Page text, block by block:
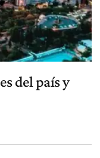
del país y